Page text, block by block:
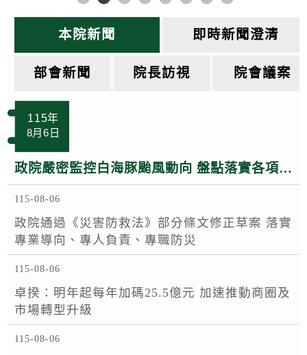
本院新聞 即時新聞澄清
部會新聞 院長訪視 院會議案
115年
8月6日
政院嚴密監控白海豚颱風動向 盤點落實各項防救災整備 呼籲民眾注意颱風訊息避免進入山區海域登高災害危險區域
115-08-06
政院通過《災害防救法》部分條文修正草案 落實
專業導向、專人負責、專職防災
115-08-06
卓揆：明年起每年加碼25.5億元 加速推動商圈及
市場轉型升級
115-08-06